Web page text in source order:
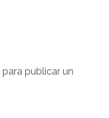
para publicar un